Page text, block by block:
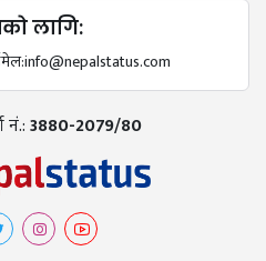
लागि:
info@nepalstatus.com
नं.:3880-2079/80